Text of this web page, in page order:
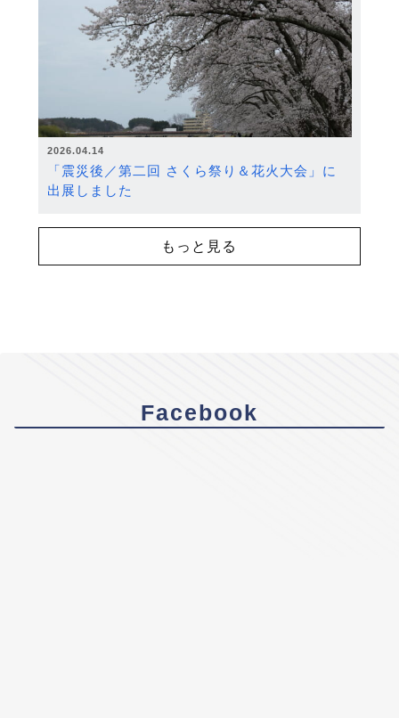
2026.04.14
「震災後／第二回 さくら祭り＆花火大会」に
出展しました
もっと見る
Facebook